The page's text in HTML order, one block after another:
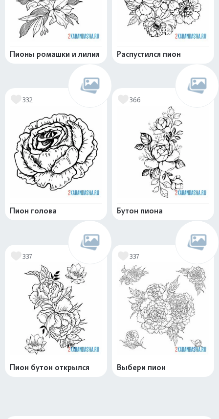
Пионы ромашки и лилия Распустился пион
332
Пион голова
366
Бутон пиона
337
Пион бутон открылся
337
Выбери пион